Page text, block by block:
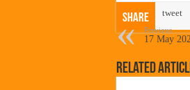
bo
ok r
Share tweet
Previous
17 May
Related